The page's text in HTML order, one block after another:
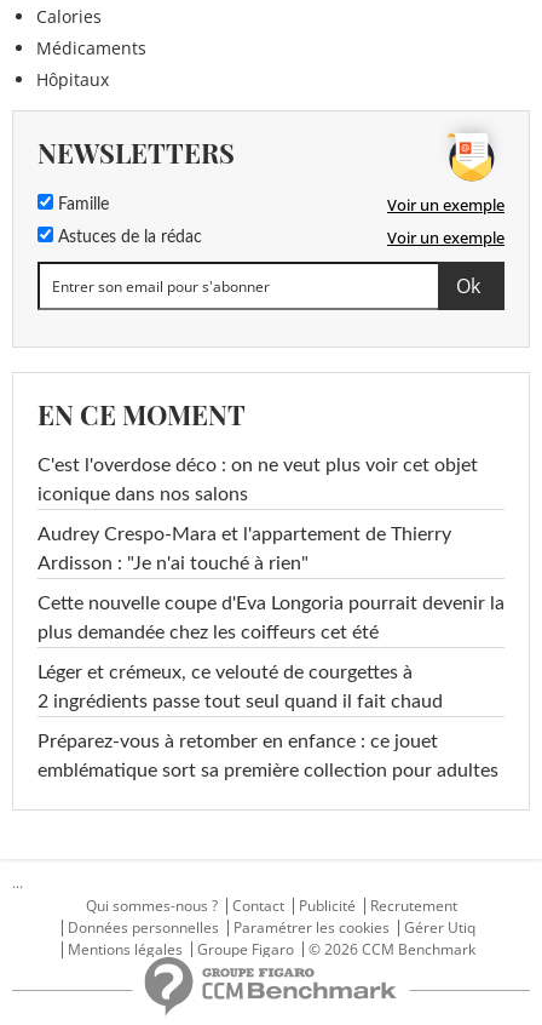
Calories
Médicaments
Hôpitaux
NEWSLETTERS
Famille Voir un exemple
Astuces de la rédac Voir un exemple
EN CE MOMENT
C'est l'overdose déco : on ne veut plus voir cet objet
iconique dans nos salons
Audrey Crespo-Mara et l'appartement de Thierry
Ardisson : "Je n'ai touché à rien"
Cette nouvelle coupe d'Eva Longoria pourrait devenir la
plus demandée chez les coiffeurs cet été
Léger et crémeux, ce velouté de courgettes à
2 ingrédients passe tout seul quand il fait chaud
Préparez-vous à retomber en enfance : ce jouet
emblématique sort sa première collection pour adultes
...
Qui sommes-nous ?
Contact Publicité
Recrutement
Données personnelles
Paramétrer les cookies
Gérer Utiq
Mentions légales
Groupe Figaro © 2026 CCM Benchmark